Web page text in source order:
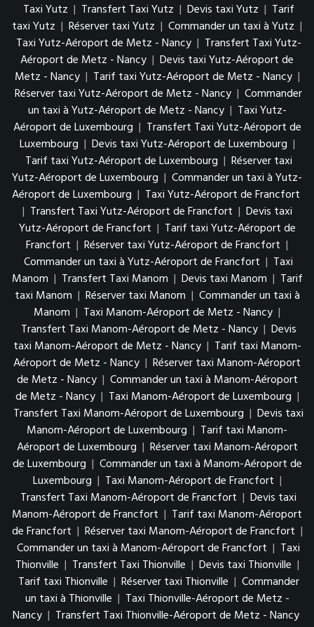
Taxi Yutz | Transfert Taxi Yutz | Devis taxi Yutz | Tarif
taxi Yutz | Réserver taxi Yutz | Commander un taxi à Yutz |
Taxi Yutz-Aéroport de Metz - Nancy | Transfert Taxi Yutz-
Aéroport de Metz - Nancy | Devis taxi Yutz-Aéroport de
Metz - Nancy | Tarif taxi Yutz-Aéroport de Metz - Nancy |
Réserver taxi Yutz-Aéroport de Metz - Nancy | Commander
un taxi à Yutz-Aéroport de Metz - Nancy | Taxi Yutz-
Aéroport de Luxembourg | Transfert Taxi Yutz-Aéroport de
Luxembourg | Devis taxi Yutz-Aéroport de Luxembourg |
Tarif taxi Yutz-Aéroport de Luxembourg | Réserver taxi
Yutz-Aéroport de Luxembourg | Commander un taxi à Yutz-
Aéroport de Luxembourg | Taxi Yutz-Aéroport de Francfort
| Transfert Taxi Yutz-Aéroport de Francfort | Devis taxi
Yutz-Aéroport de Francfort | Tarif taxi Yutz-Aéroport de
Francfort | Réserver taxi Yutz-Aéroport de Francfort |
Commander un taxi à Yutz-Aéroport de Francfort | Taxi
Manom | Transfert Taxi Manom | Devis taxi Manom | Tarif
taxi Manom | Réserver taxi Manom | Commander un taxi à
Manom | Taxi Manom-Aéroport de Metz - Nancy |
Transfert Taxi Manom-Aéroport de Metz - Nancy | Devis
taxi Manom-Aéroport de Metz - Nancy | Tarif taxi Manom-
Aéroport de Metz - Nancy | Réserver taxi Manom-Aéroport
de Metz - Nancy | Commander un taxi à Manom-Aéroport
de Metz - Nancy | Taxi Manom-Aéroport de Luxembourg |
Transfert Taxi Manom-Aéroport de Luxembourg | Devis taxi
Manom-Aéroport de Luxembourg | Tarif taxi Manom-
Aéroport de Luxembourg | Réserver taxi Manom-Aéroport
de Luxembourg | Commander un taxi à Manom-Aéroport de
Luxembourg | Taxi Manom-Aéroport de Francfort |
Transfert Taxi Manom-Aéroport de Francfort | Devis taxi
Manom-Aéroport de Francfort | Tarif taxi Manom-Aéroport
de Francfort | Réserver taxi Manom-Aéroport de Francfort |
Commander un taxi à Manom-Aéroport de Francfort | Taxi
Thionville | Transfert Taxi Thionville | Devis taxi Thionville |
Tarif taxi Thionville | Réserver taxi Thionville | Commander
un taxi à Thionville | Taxi Thionville-Aéroport de Metz -
Nancy | Transfert Taxi Thionville-Aéroport de Metz - Nancy